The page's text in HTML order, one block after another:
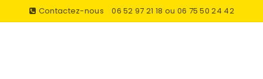
Contactez-nous 06 52 97 21 18 ou 06 75 50 24 42